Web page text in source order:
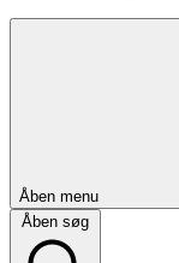
Åben menu
Åben søg